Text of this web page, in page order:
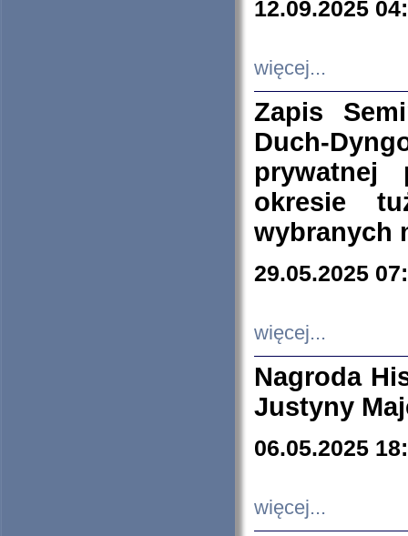
12.09.2025
więcej...
Zapis
Duch-
prywatnej
okresie
wybranych
29.05.2025
więcej...
Nagroda
Justyny
06.05.2025
więcej...